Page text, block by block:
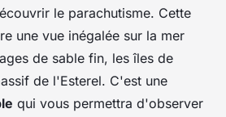
le parachutisme. Cette
une vue inégalée sur la mer
de sable fin, les îles de
de l'Esterel. C'est une
qui vous permettra d'observer